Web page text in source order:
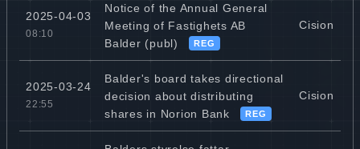
2025-04-03
08:10
Notice of the Annual General
Meeting of Fastighets AB
Balder (publ)
REG
Cision
2025-03-24
22:55
Balder's board takes directional
decision about distributing
shares in Norion Bank
REG
Cision